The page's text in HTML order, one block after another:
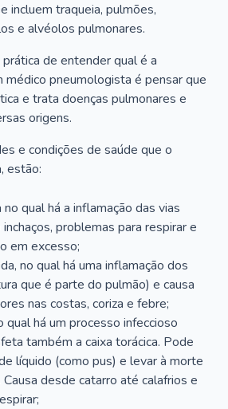
incluem traqueia, pulmões,
e alvéolos pulmonares.
de entender qual é a
médico pneumologista é pensar que
e trata doenças pulmonares e
origens.
e condições de saúde que o
estão:
qual há a inflamação das vias
problemas para respirar e
em excesso;
no qual há uma inflamação dos
que é parte do pulmão) e causa
nas costas, coriza e febre;
qual há um processo infeccioso
também a caixa torácica. Pode
líquido (como pus) e levar à morte
desde catarro até calafrios e